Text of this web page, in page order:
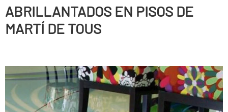
ABRILLANTADOS EN PISOS DE
MARTÍ DE TOUS